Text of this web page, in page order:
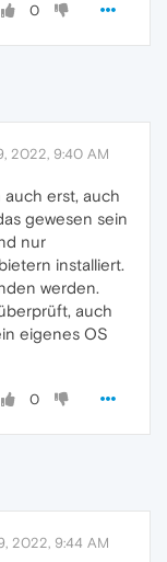
0
2022, 9:40 AM
erst, auch
gewesen sein
nur
installiert.
werden.
auch
eigenes OS
0
2022, 9:44 AM